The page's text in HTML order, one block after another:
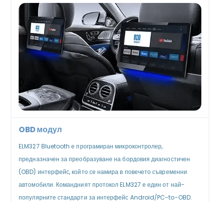
OBD модул
ELM327 Bluetooth е програмиран микроконтролер,
предназначен за преобразуване на бордовия диагностичен
(OBD) интерфейс, който се намира в повечето съвременни
автомобили. Командният протокол ELM327 е един от най-
популярните стандарти за интерфейс Android/PC-to-OBD.